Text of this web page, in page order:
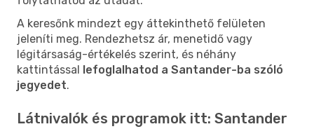
A keresőnk mindezt egy áttekinthető felületen
jeleníti meg. Rendezhetsz ár, menetidő vagy
légitársaság-értékelés szerint, és néhány
kattintással lefoglalhatod a Santander-ba szóló
jegyedet.
Látnivalók és programok itt: Santander